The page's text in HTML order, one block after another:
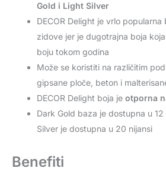
Gold i Light Silver
DECOR Delight je vrlo
zidove jer je dugotrajna boja
boju tokom godina
Može se koristiti na različitim
gipsane ploče, beton i
DECOR Delight boja je otporna
Dark Gold baza je dostupna u
Silver je dostupna u 20 nijansi
Benefiti